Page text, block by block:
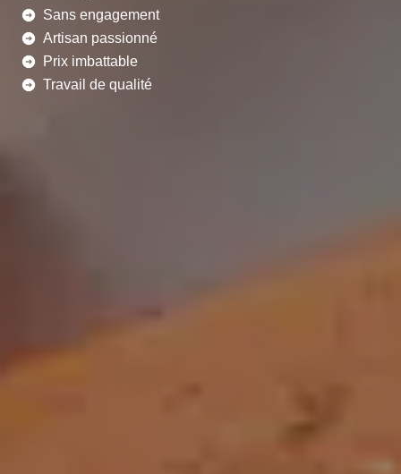
Sans engagement
Artisan passionné
Prix imbattable
Travail de qualité